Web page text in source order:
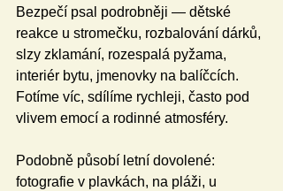
Bezpečí psal podrobněji — dětské
reakce u stromečku, rozbalování dárků,
slzy zklamání, rozespalá pyžama,
interiér bytu, jmenovky na balíčcích.
Fotíme víc, sdílíme rychleji, často pod
vlivem emocí a rodinné atmosféry.
Podobně působí letní dovolené:
fotografie v plavkách, na pláži, u